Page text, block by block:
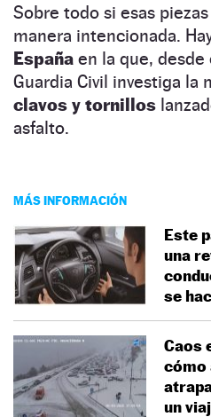
Sobre todo si esas
manera intencionada.
España en la que, desde
Guardia Civil investiga la
clavos y tornillos
asfalto.
MÁS INFORMACIÓN
Este
una
se
Caos
cómo
un